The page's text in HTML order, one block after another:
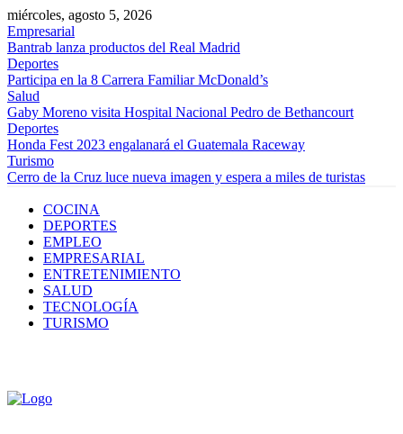
miércoles, agosto 5, 2026
Empresarial
Bantrab lanza productos del Real Madrid
Deportes
Participa en la 8 Carrera Familiar McDonald’s
Salud
Gaby Moreno visita Hospital Nacional Pedro de Bethancourt
Deportes
Honda Fest 2023 engalanará el Guatemala Raceway
Turismo
Cerro de la Cruz luce nueva imagen y espera a miles de turistas
COCINA
DEPORTES
EMPLEO
EMPRESARIAL
ENTRETENIMIENTO
SALUD
TECNOLOGÍA
TURISMO